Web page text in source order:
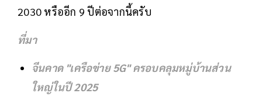
2030 หรืออีก 9 ปีต่อจากนี้ครับ
ที่มา
จีนคาด "เครือข่าย 5G" ครอบคลุมหมู่บ้านส่วน
ใหญ่ในปี 2025